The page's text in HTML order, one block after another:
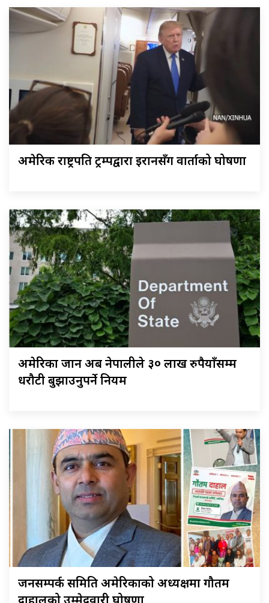
अमेरिकी राष्ट्रपति ट्रम्पद्वारा इरानसँग वार्ताको घोषणा
अमेरिका जान अब नेपालीले ३० लाख रुपैयाँसम्म
धरौटी बुझाउनुपर्ने नियम
जनसम्पर्क समिति अमेरिकाको अध्यक्षमा गौतम